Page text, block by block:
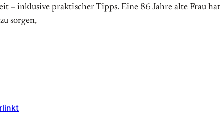
inklusive praktischer Tipps. Eine 86 Jahre alte Frau hat
sorgen,